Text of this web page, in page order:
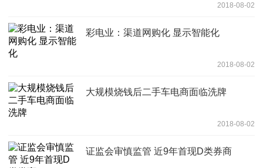
2018-08-02
彩电业：渠道网购化 显示智能化
2018-08-02
大规模烧钱后二手车电商面临洗牌
2018-08-02
证监会审慎监管 近9年首现D类券商